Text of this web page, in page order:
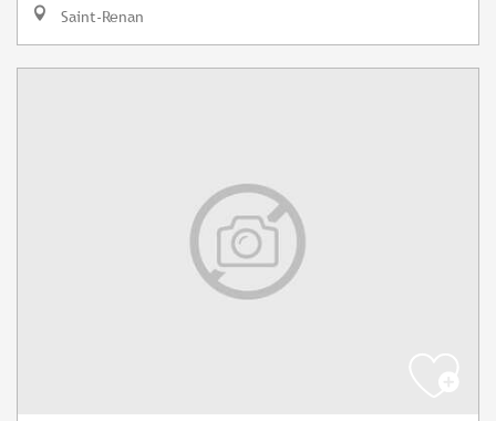
Saint-Renan